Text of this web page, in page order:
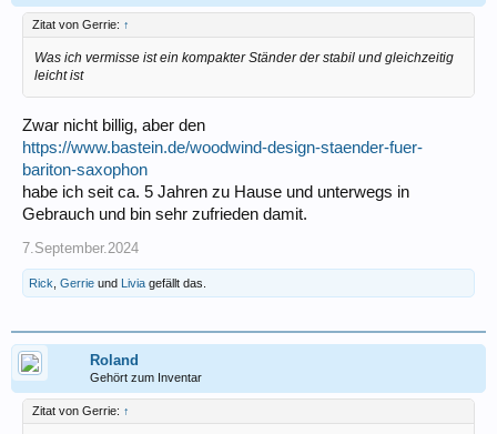
Zitat von Gerrie: ↑
Was ich vermisse ist ein kompakter Ständer der stabil und gleichzeitig
leicht ist
Zwar nicht billig, aber den
https://www.bastein.de/woodwind-design-staender-fuer-
bariton-saxophon
habe ich seit ca. 5 Jahren zu Hause und unterwegs in
Gebrauch und bin sehr zufrieden damit.
7.September.2024
Rick Gerrie und Livia gefällt das.
Roland
Gehört zum Inventar
Zitat von Gerrie: ↑